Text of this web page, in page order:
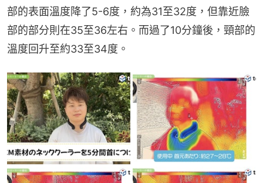
部的表面溫度降了5-6度，約為31至32度，但靠近臉
部的部分則在35至36左右。而過了10分鐘後，頸部的
溫度回升至約33至34度。